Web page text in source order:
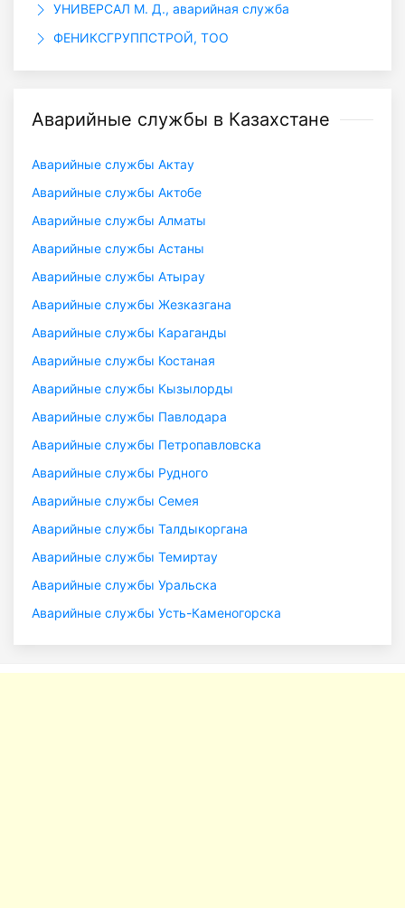
УНИВЕРСАЛ М. Д., аварийная служба
ФЕНИКСГРУППСТРОЙ, ТОО
Аварийные службы в Казахстане
Аварийные службы Актау
Аварийные службы Актобе
Аварийные службы Алматы
Аварийные службы Астаны
Аварийные службы Атырау
Аварийные службы Жезказгана
Аварийные службы Караганды
Аварийные службы Костаная
Аварийные службы Кызылорды
Аварийные службы Павлодара
Аварийные службы Петропавловска
Аварийные службы Рудного
Аварийные службы Семея
Аварийные службы Талдыкоргана
Аварийные службы Темиртау
Аварийные службы Уральска
Аварийные службы Усть-Каменогорска